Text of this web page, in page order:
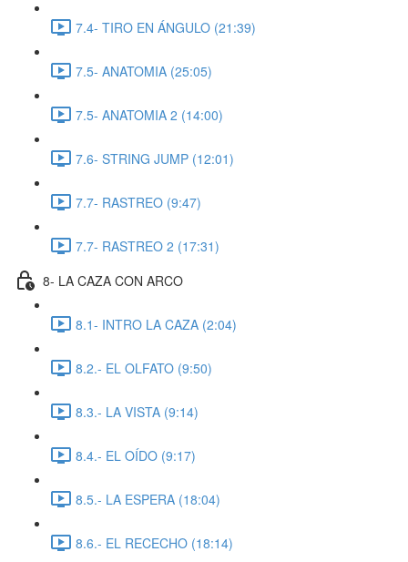
7.4- TIRO EN ÁNGULO (21:39)
7.5- ANATOMIA (25:05)
7.5- ANATOMIA 2 (14:00)
7.6- STRING JUMP (12:01)
7.7- RASTREO (9:47)
7.7- RASTREO 2 (17:31)
8- LA CAZA CON ARCO
8.1- INTRO LA CAZA (2:04)
8.2.- EL OLFATO (9:50)
8.3.- LA VISTA (9:14)
8.4.- EL OÍDO (9:17)
8.5.- LA ESPERA (18:04)
8.6.- EL RECECHO (18:14)